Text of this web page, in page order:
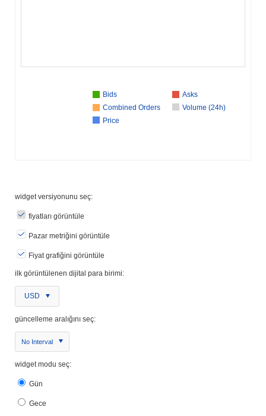
Bids
Asks
Combined Orders
Volume (24h)
Price
widget versiyonunu seç:
fiyatları görüntüle
Pazar metriğini görüntüle
Fiyat grafiğini görüntüle
ilk görüntülenen dijital para birimi:
USD
güncelleme aralığını seç:
No Interval
widget modu seç:
Gün
Gece